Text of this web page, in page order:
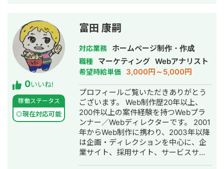
額費用の一切かからないサイト制作を
行なっております。 制作実績はこちら
です。 アフロリゾート様
https://afroresort.com/ ホワイトニン
グプラス様 http://whitening-plus.net/
山陽重機株式会社様
http://xs895320.xsrv.jp/ 有限会社KYK
様 http://ks211228.wpx.jp/ etc.... 迅速
なレスポンスかつ真摯な対応を心がけ
ております。 ご縁をいただけた際には
末永くお付き合いができれば幸甚で
す。 どうぞよろしくお願い致します。
土日休日や深夜早朝など、 お客様のニ
ーズにできる限り柔軟に対応させてい
ただきます。 お急ぎの案件等もお気軽
0いいね!
稼働ステータス
◎現在対応可能
富田 康嗣
対応業務 ホームページ制作・作成
職種 マーケティング Webアナリスト
希望時給単価 3,000円～5,000円
プロフィールご覧いただきありがとう
ございます。 Web制作歴20年以上、
200件以上の案件経験を持つWebプラ
ンナー／Webディレクターです。 2001
年からWeb制作に携わり、2003年以降
は企画・ディレクションを中心に、企
業サイト、採用サイト、サービスサイ